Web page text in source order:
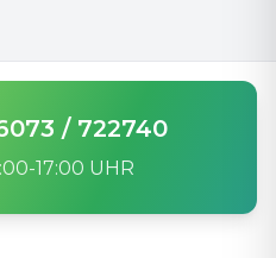
/ 722740
17:00 UHR